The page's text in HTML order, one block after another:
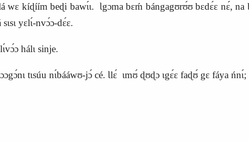
wɛ kíɖíím beɖi bawɩ́ɩ. Ɩgɔma bɛḿ bángagʊrʊ́ʊ bɛdɛ́ɛ nɛ́,
yɛlɩ́-nvɔ́ɔ-dɛ́ɛ.
hálɩ sinje.
tɩsúu nɩ́bááwʊ-jɔ́ cé. Ɩlɛ́ ɩmʊ́ ɖʊɖɔ ɩgɛ́ɛ faɖʊ́ gɛ fáya ńnɩ́;